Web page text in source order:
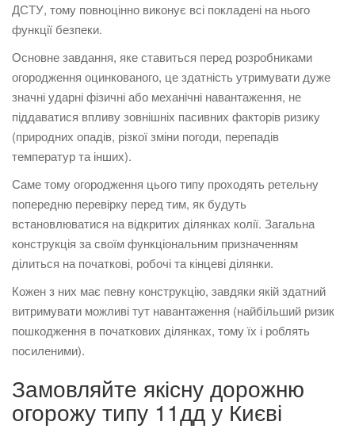
ДСТУ, тому повноцінно виконує всі покладені на нього
функції безпеки.
Основне завдання, яке ставиться перед розробниками
огородження оцинкованого, це здатність утримувати дуже
значні ударні фізичні або механічні навантаження, не
піддаватися впливу зовнішніх пасивних факторів ризику
(природних опадів, різкої зміни погоди, перепадів
температур та інших).
Саме тому огородження цього типу проходять ретельну
попередню перевірку перед тим, як будуть
встановлюватися на відкритих ділянках колії. Загальна
конструкція за своїм функціональним призначенням
ділиться на початкові, робочі та кінцеві ділянки.
Кожен з них має певну конструкцію, завдяки якій здатний
витримувати можливі тут навантаження (найбільший ризик
пошкодження в початкових ділянках, тому їх і роблять
посиленими).
Замовляйте якісну дорожню
огорожу типу 11дд у Києві